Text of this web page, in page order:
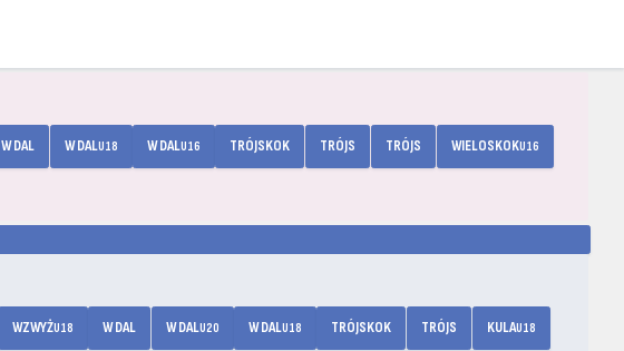
W DAL W DALU18 W DALU16 TRÓJSKOK TRÓJS TRÓJS WIELOSKOKU16
WZWYŻU18 W DAL W DALU20 W DALU18 TRÓJSKOK TRÓJS KULAU18